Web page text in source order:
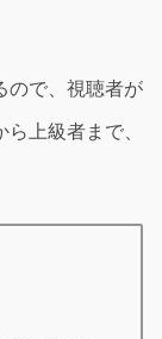
ので、視聴者が
上級者まで、